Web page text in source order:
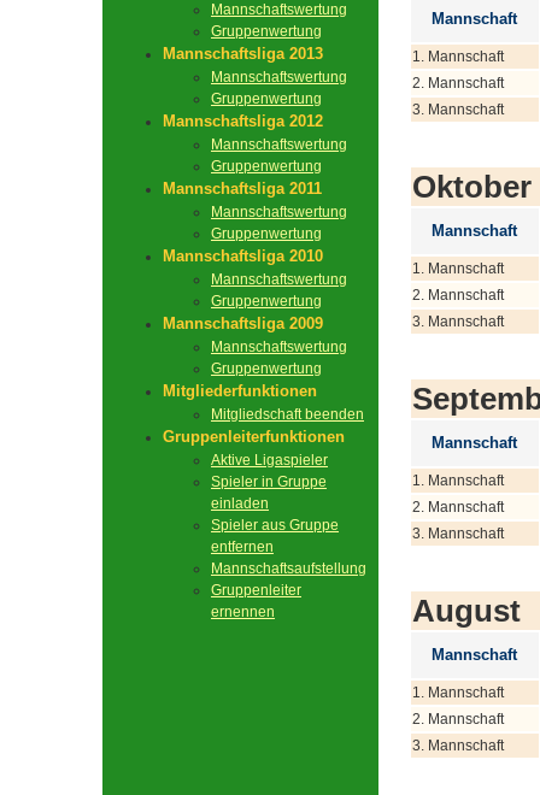
Mannschaftswertung
Gruppenwertung
Mannschaftsliga 2013
Mannschaftswertung
Gruppenwertung
Mannschaftsliga 2012
Mannschaftswertung
Gruppenwertung
Mannschaftsliga 2011
Mannschaftswertung
Gruppenwertung
Mannschaftsliga 2010
Mannschaftswertung
Gruppenwertung
Mannschaftsliga 2009
Mannschaftswertung
Gruppenwertung
Mitgliederfunktionen
Mitgliedschaft beenden
Gruppenleiterfunktionen
Aktive Ligaspieler
Spieler in Gruppe
einladen
Spieler aus Gruppe
entfernen
Mannschaftsaufstellung
Gruppenleiter
ernennen
Mannschaft
1. Mannschaft
2. Mannschaft
3. Mannschaft
Oktober
Mannschaft
1. Mannschaft
2. Mannschaft
3. Mannschaft
Mannschaft
1. Mannschaft
2. Mannschaft
3. Mannschaft
August
Mannschaft
1. Mannschaft
2. Mannschaft
3. Mannschaft